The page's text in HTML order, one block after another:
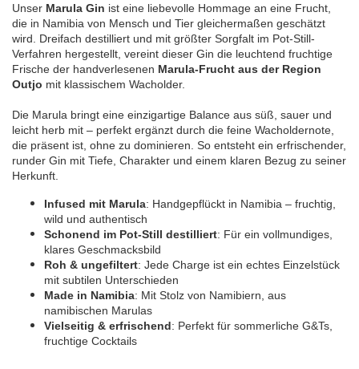
Unser Marula Gin ist eine liebevolle Hommage an eine Frucht,
die in Namibia von Mensch und Tier gleichermaßen geschätzt
wird. Dreifach destilliert und mit größter Sorgfalt im Pot-Still-
Verfahren hergestellt, vereint dieser Gin die leuchtend fruchtige
Frische der handverlesenen Marula-Frucht aus der Region
Outjo mit klassischem Wacholder.
Die Marula bringt eine einzigartige Balance aus süß, sauer und
leicht herb mit – perfekt ergänzt durch die feine Wacholdernote,
die präsent ist, ohne zu dominieren. So entsteht ein erfrischender,
runder Gin mit Tiefe, Charakter und einem klaren Bezug zu seiner
Herkunft.
Infused mit Marula: Handgepflückt in Namibia – fruchtig,
wild und authentisch
Schonend im Pot-Still destilliert: Für ein vollmundiges,
klares Geschmacksbild
Roh & ungefiltert: Jede Charge ist ein echtes Einzelstück
mit subtilen Unterschieden
Made in Namibia: Mit Stolz von Namibiern, aus
namibischen Marulas
Vielseitig & erfrischend: Perfekt für sommerliche G&Ts,
fruchtige Cocktails